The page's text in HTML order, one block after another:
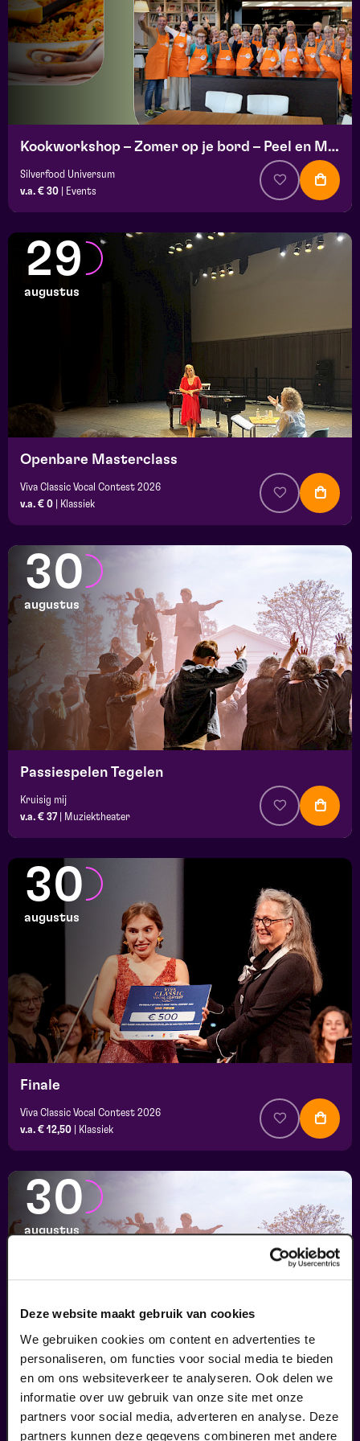
Deze website maakt gebruik van cookies
We gebruiken cookies om content en advertenties te
personaliseren, om functies voor social media te bieden
en om ons websiteverkeer te analyseren. Ook delen we
informatie over uw gebruik van onze site met onze
partners voor social media, adverteren en analyse. Deze
partners kunnen deze gegevens combineren met andere
Kookworkshop – Zomer op je bord – Peel en Maas
Silverfood Universum
v.a. € 30
Events
29
augustus
Openbare Masterclass
Viva Classic Vocal Contest 2026
v.a. € 0
Klassiek
30
augustus
Passiespelen Tegelen
Kruisig mij
v.a. € 37
Muziektheater
30
augustus
Finale
Viva Classic Vocal Contest 2026
v.a. € 12,50
Klassiek
30
augustus
Passiespelen Tegelen
Kruisig mij